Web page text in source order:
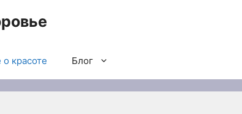
о красоте Блог